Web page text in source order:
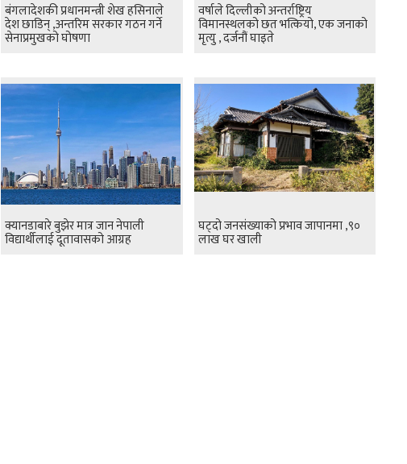
बंगलादेशकी प्रधानमन्त्री शेख हसिनाले
देश छाडिन् ,अन्तरिम सरकार गठन गर्ने
सेनाप्रमुखको घोषणा
वर्षाले दिल्लीको अन्तर्राष्ट्रिय
विमानस्थलको छत भत्कियो, एक जनाको
मृत्यु , दर्जनौं घाइते
क्यानडाबारे बुझेर मात्र जान नेपाली
विद्यार्थीलाई दूतावासको आग्रह
घट्दो जनसंख्याको प्रभाव जापानमा ,९०
लाख घर खाली